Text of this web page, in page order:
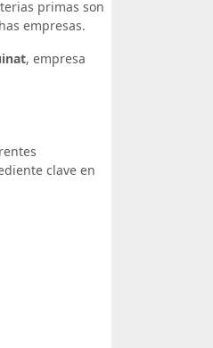
primas son
empresas.
, empresa
clave en